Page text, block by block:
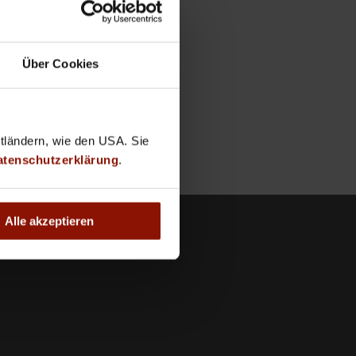
Über Cookies
wie den USA. Sie
.
Alle akzeptieren